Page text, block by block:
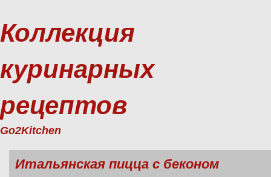
Коллекция
куринарных
рецептов
Go2Kitchen
Итальянская пицца с беконом